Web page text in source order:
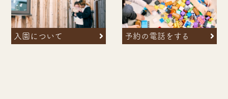
入園について 予約の電話をする